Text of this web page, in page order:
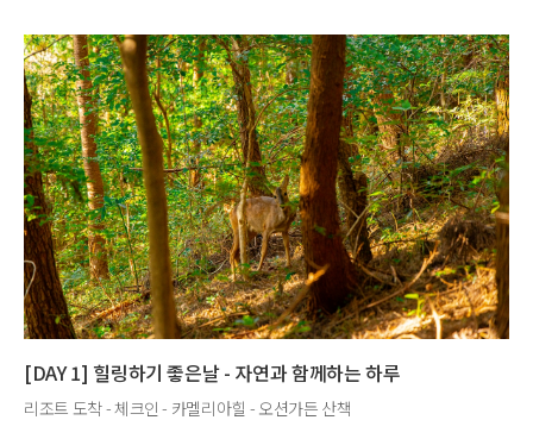
[DAY 1] 힐링하기 좋은날 - 자연과 함께하는 하루
리조트 도착 - 체크인 - 카멜리아힐 - 오션가든 산책